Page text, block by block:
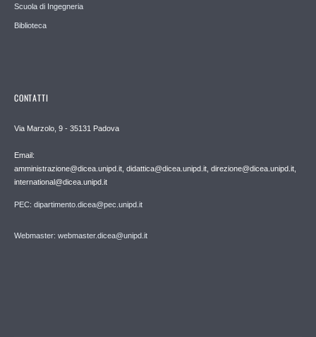
Scuola di Ingegneria
Biblioteca
CONTATTI
Via Marzolo, 9 - 35131 Padova
Email:
amministrazione@dicea.unipd.it, didattica@dicea.unipd.it, direzione@dicea.unipd.it,
international@dicea.unipd.it
PEC: dipartimento.dicea@pec.unipd.it
Webmaster: webmaster.dicea@unipd.it